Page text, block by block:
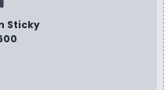
Sticky